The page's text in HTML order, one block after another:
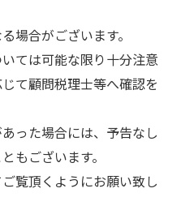
場合がございます。
ては可能な限り十分注意
て顧問税理士等へ確認を
った場合には、予告なし
もございます。
覧頂くようにお願い致し